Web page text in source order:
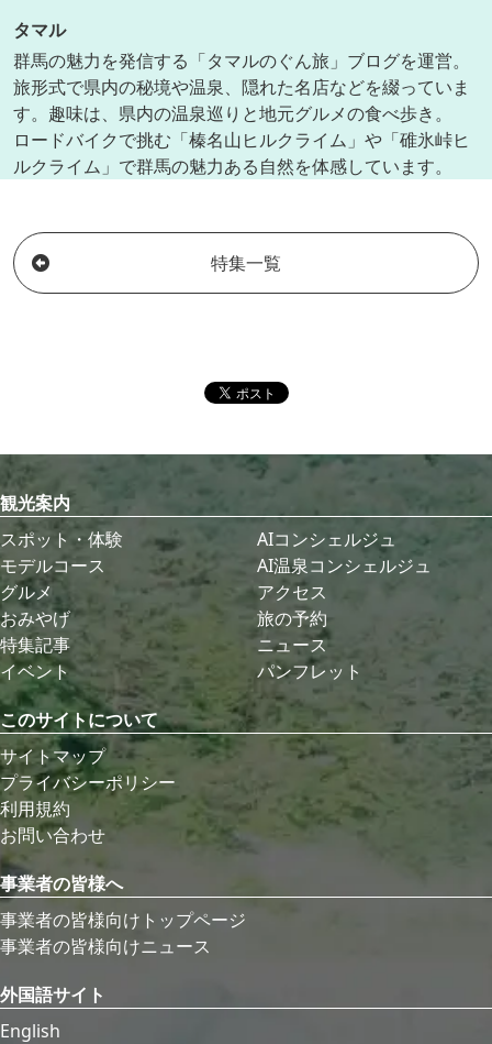
タマル
群馬の魅力を発信する「タマルのぐん旅」ブログを運営。
旅形式で県内の秘境や温泉、隠れた名店などを綴っていま
す。趣味は、県内の温泉巡りと地元グルメの食べ歩き。
ロードバイクで挑む「榛名山ヒルクライム」や「碓氷峠ヒ
ルクライム」で群馬の魅力ある自然を体感しています。
特集一覧
観光案内
スポット・体験
モデルコース
グルメ
おみやげ
特集記事
イベント
AIコンシェルジュ
AI温泉コンシェルジュ
アクセス
旅の予約
ニュース
パンフレット
このサイトについて
サイトマップ
プライバシーポリシー
利用規約
お問い合わせ
事業者の皆様へ
事業者の皆様向けトップページ
事業者の皆様向けニュース
外国語サイト
English